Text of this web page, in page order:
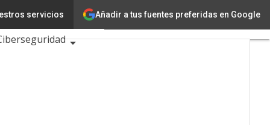
Añadir a tus fuentes preferidas en Google
servicios
Ciencia